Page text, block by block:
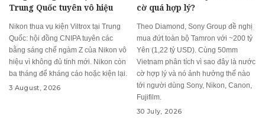
Trung Quốc tuyên vô hiệu
Nikon thua vụ kiện Viltrox tại Trung
Quốc: hội đồng CNIPA tuyên các
bằng sáng chế ngàm Z của Nikon vô
hiệu vì không đủ tính mới. Nikon còn
ba tháng để kháng cáo hoặc kiện lại.
3 August, 2026
cờ quá hợp lý?
Theo Diamond, Sony Group đề nghị
mua đứt toàn bộ Tamron với ~200 tỷ
Yên (1,22 tỷ USD). Cùng 50mm
Vietnam phân tích vì sao đây là nước
cờ hợp lý và nó ảnh hưởng thế nào
tới người dùng Sony, Nikon, Canon,
Fujifilm.
30 July, 2026